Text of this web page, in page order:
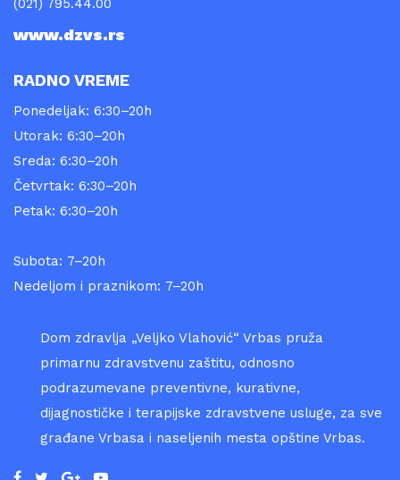
(021) 795.44.00
www.dzvs.rs
RADNO VREME
Ponedeljak: 6:30–20h
Utorak: 6:30–20h
Sreda: 6:30–20h
Četvrtak: 6:30–20h
Petak: 6:30–20h
Subota: 7–20h
Nedeljom i praznikom: 7–20h
Dom zdravlja „Veljko Vlahović“ Vrbas pruža
primarnu zdravstvenu zaštitu, odnosno
podrazumevane preventivne, kurativne,
dijagnostičke i terapijske zdravstvene usluge, za sve
građane Vrbasa i naseljenih mesta opštine Vrbas.